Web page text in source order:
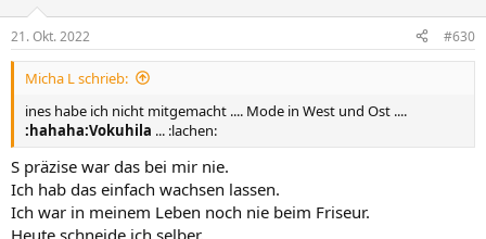
21. Okt. 2022 #630
Micha L schrieb:
ines habe ich nicht mitgemacht .... Mode in West und Ost ....
:hahaha:Vokuhila ... :lachen:
S präzise war das bei mir nie.
Ich hab das einfach wachsen lassen.
Ich war in meinem Leben noch nie beim Friseur.